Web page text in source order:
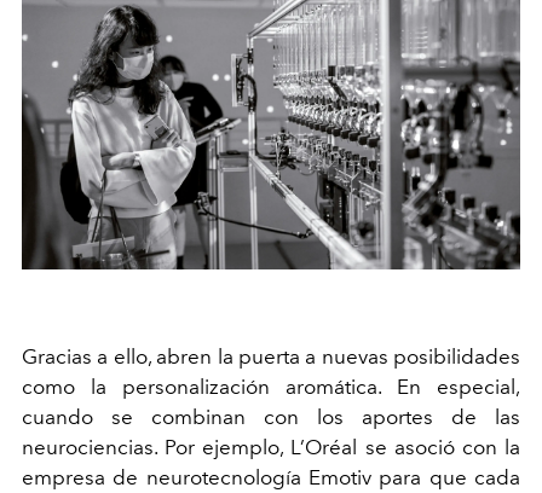
Gracias a ello, abren la puerta a nuevas posibilidades
como la personalización aromática. En especial,
cuando se combinan con los aportes de las
neurociencias. Por ejemplo, L’Oréal se asoció con la
empresa de neurotecnología Emotiv para que cada